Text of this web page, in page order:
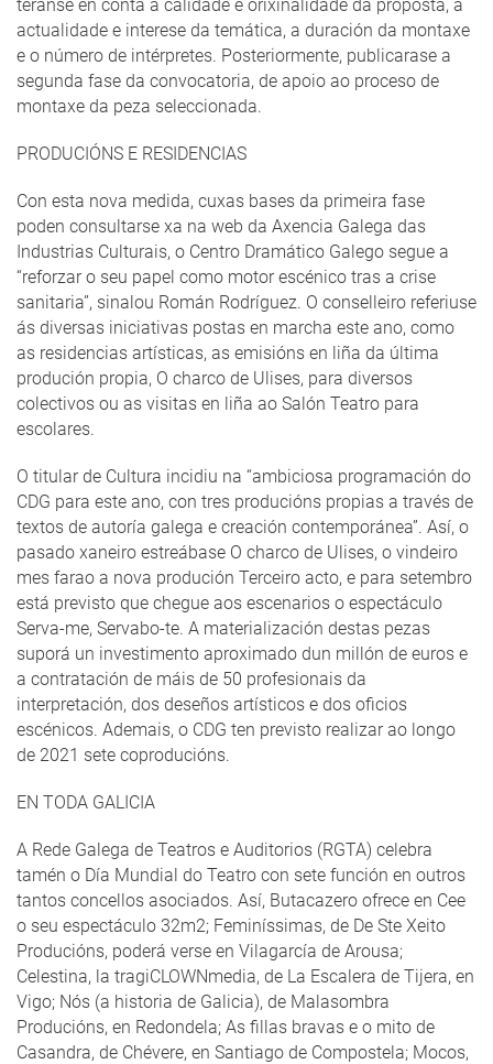
teranse en conta a calidade e orixinalidade da proposta, a
actualidade e interese da temática, a duración da montaxe
e o número de intérpretes. Posteriormente, publicarase a
segunda fase da convocatoria, de apoio ao proceso de
montaxe da peza seleccionada.
PRODUCIÓNS E RESIDENCIAS
Con esta nova medida, cuxas bases da primeira fase
poden consultarse xa na web da Axencia Galega das
Industrias Culturais, o Centro Dramático Galego segue a
“reforzar o seu papel como motor escénico tras a crise
sanitaria”, sinalou Román Rodríguez. O conselleiro referiuse
ás diversas iniciativas postas en marcha este ano, como
as residencias artísticas, as emisións en liña da última
produción propia, O charco de Ulises, para diversos
colectivos ou as visitas en liña ao Salón Teatro para
escolares.
O titular de Cultura incidiu na “ambiciosa programación do
CDG para este ano, con tres producións propias a través de
textos de autoría galega e creación contemporánea”. Así, o
pasado xaneiro estreábase O charco de Ulises, o vindeiro
mes farao a nova produción Terceiro acto, e para setembro
está previsto que chegue aos escenarios o espectáculo
Serva-me, Servabo-te. A materialización destas pezas
suporá un investimento aproximado dun millón de euros e
a contratación de máis de 50 profesionais da
interpretación, dos deseños artísticos e dos oficios
escénicos. Ademais, o CDG ten previsto realizar ao longo
de 2021 sete coproducións.
EN TODA GALICIA
A Rede Galega de Teatros e Auditorios (RGTA) celebra
tamén o Día Mundial do Teatro con sete función en outros
tantos concellos asociados. Así, Butacazero ofrece en Cee
o seu espectáculo 32m2; Feminíssimas, de De Ste Xeito
Producións, poderá verse en Vilagarcía de Arousa;
Celestina, la tragiCLOWNmedia, de La Escalera de Tijera, en
Vigo; Nós (a historia de Galicia), de Malasombra
Producións, en Redondela; As fillas bravas e o mito de
Casandra, de Chévere, en Santiago de Compostela; Mocos,